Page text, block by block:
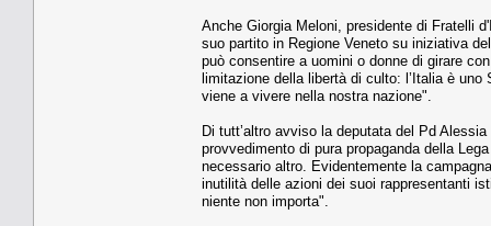
Anche Giorgia Meloni, presidente di Fratelli
suo partito in Regione Veneto su iniziativa
può consentire a uomini o donne di girare
limitazione della libertà di culto: l’Italia è
viene a vivere nella nostra nazione".
Di tutt’altro avviso la deputata del Pd
provvedimento di pura propaganda della
necessario altro. Evidentemente la
inutilità delle azioni dei suoi rappresentanti
niente non importa".